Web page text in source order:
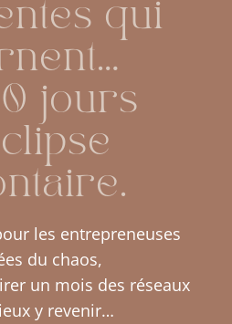
qui
jours
les entrepreneuses
du chaos,
un mois des réseaux
y revenir…